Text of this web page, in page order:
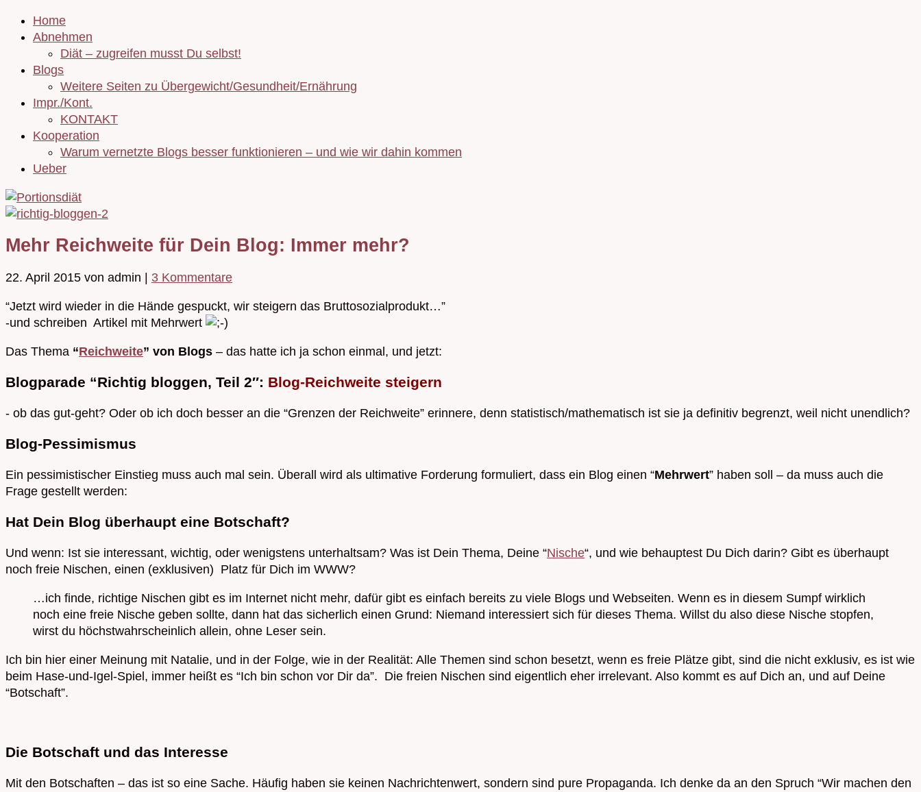
Home
Abnehmen
Diät – zugreifen musst Du selbst!
Blogs
Weitere Seiten zu Übergewicht/Gesundheit/Ernährung
Impr./Kont.
KONTAKT
Kooperation
Warum vernetzte Blogs besser funktionieren – und wie wir dahin kommen
Ueber
Mehr Reichweite für Dein Blog: Immer mehr?
22. April 2015 von admin | 3 Kommentare
“Jetzt wird wieder in die Hände gespuckt, wir steigern das Bruttosozialprodukt…”
-und schreiben Artikel mit Mehrwert
Das Thema “Reichweite” von Blogs – das hatte ich ja schon einmal, und jetzt:
Blogparade “Richtig bloggen, Teil 2″: Blog-Reichweite steigern
- ob das gut-geht? Oder ob ich doch besser an die “Grenzen der Reichweite” erinnere, denn statistisch/mathematisch ist sie ja definitiv begrenzt, weil nicht unendlich?
Blog-Pessimismus
Ein pessimistischer Einstieg muss auch mal sein. Überall wird als ultimative Forderung formuliert, dass ein Blog einen “Mehrwert” haben soll – da muss auch die
Frage gestellt werden:
Hat Dein Blog überhaupt eine Botschaft?
Und wenn: Ist sie interessant, wichtig, oder wenigstens unterhaltsam? Was ist Dein Thema, Deine “Nische“, und wie behauptest Du Dich darin? Gibt es überhaupt
noch freie Nischen, einen (exklusiven) Platz für Dich im WWW?
…ich finde, richtige Nischen gibt es im Internet nicht mehr, dafür gibt es einfach bereits zu viele Blogs und Webseiten. Wenn es in diesem Sumpf wirklich
noch eine freie Nische geben sollte, dann hat das sicherlich einen Grund: Niemand interessiert sich für dieses Thema. Willst du also diese Nische stopfen,
wirst du höchstwahrscheinlich allein, ohne Leser sein.
Ich bin hier einer Meinung mit Natalie, und in der Folge, wie in der Realität: Alle Themen sind schon besetzt, wenn es freie Plätze gibt, sind die nicht exklusiv, es ist wie
beim Hase-und-Igel-Spiel, immer heißt es “Ich bin schon vor Dir da”. Die freien Nischen sind eigentlich eher irrelevant. Also kommt es auf Dich an, und auf Deine
“Botschaft”.
Die Botschaft und das Interesse
Mit den Botschaften – das ist so eine Sache. Häufig haben sie keinen Nachrichtenwert, sondern sind pure Propaganda. Ich denke da an den Spruch “Wir machen den